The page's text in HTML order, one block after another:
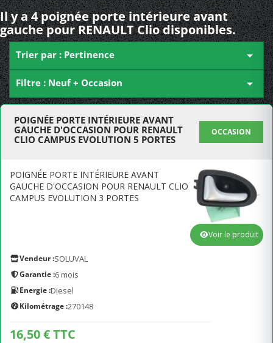
Il y a 4 poignée porte intérieure avant
gauche pour RENAULT Clio disponibles.
Trier par : Pertinence 
Filtre : Neuf + Occasion 
POIGNÉE PORTE INTÉRIEURE AVANT
GAUCHE D'OCCASION POUR RENAULT
CLIO CAMPUS EVOLUTION 5 PORTES
OCCASION
POIGNÉE PORTE INTÉRIEURE AVANT
GAUCHE D'OCCASION POUR RENAULT CLIO
CAMPUS EVOLUTION 3 PORTES
Vendeur :SOLUVAL
Garantie :6 mois
Energie :Diesel
Kilométrage :270148
16,50 € TTC
Voir le produit